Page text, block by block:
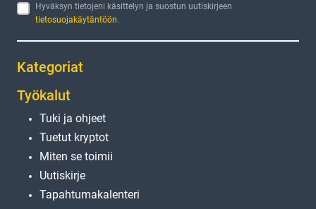
Hyväksyn tietojeni käsittelyn ja suostun uutiskirjeen
tietosuojakäytäntöön.
Kategoriat
Työkalut
Tuki ja ohjeet
Tuetut kryptot
Miten se toimii
Uutiskirje
Tapahtumakalenteri